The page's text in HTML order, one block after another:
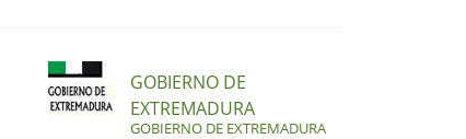
GOBIERNO DE
EXTREMADURA
GOBIERNO DE EXTREMADURA